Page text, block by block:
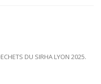
DU SIRHA LYON 2025.